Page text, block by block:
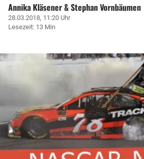
Annika Kläsener & Stephan Vornbäumen
28.03.2018, 11:20 Uhr
Lesezeit: 13 Min